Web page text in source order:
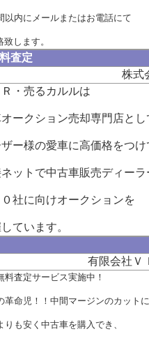
以内にメールまたはお電話にて
致します。
査定
株式
Ｒ・売るカルルは
ークション売却専門店とし
ー様の愛車に高価格をつけ
ットで中古車販売ディーラ
０社に向けオークションを
ています。
有限会社Ｖ
料査定サービス実施中！
革命児！！中間マージンのカット
りも安く中古車を購入でき、